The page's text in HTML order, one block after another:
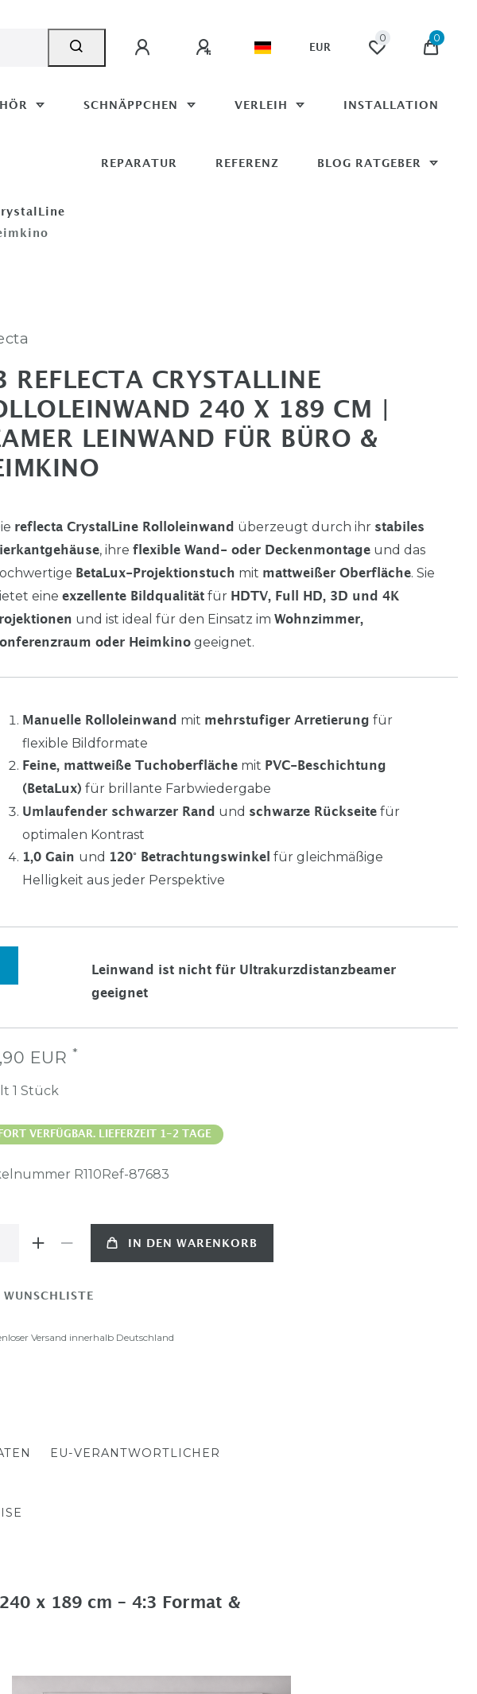
EUR
0 0
SCHNÄPPCHEN VERLEIH INSTALLATION
REPARATUR REFERENZ BLOG RATGEBER
REFLECTA CRYSTALLINE
240 X 189 CM |
LEINWAND FÜR BÜRO &
reflecta CrystalLine Rolloleinwand überzeugt durch ihr stabiles
, ihre flexible Wand- oder Deckenmontage und das
BetaLux-Projektionstuch mit mattweißer Oberfläche. Sie
eine exzellente Bildqualität für HDTV, Full HD, 3D und 4K
und ist ideal für den Einsatz im Wohnzimmer,
oder Heimkino geeignet.
Manuelle Rolloleinwand mit mehrstufiger Arretierung für
flexible Bildformate
Feine, mattweiße Tuchoberfläche mit PVC-Beschichtung
(BetaLux) für brillante Farbwiedergabe
Umlaufender schwarzer Rand und schwarze Rückseite für
optimalen Kontrast
1,0 Gain und 120° Betrachtungswinkel für gleichmäßige
Helligkeit aus jeder Perspektive
Leinwand ist nicht für Ultrakurzdistanzbeamer
geeignet
EUR *
1 Stück
VERFÜGBAR. LIEFERZEIT 1-2 TAGE
R110Ref-87683
IN DEN WARENKORB
WUNSCHLISTE
Versand innerhalb Deutschland
EU-VERANTWORTLICHER
x 189 cm – 4:3 Format &